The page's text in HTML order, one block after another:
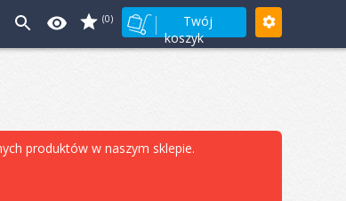
(0)
Twój
koszyk
produktów w naszym sklepie.